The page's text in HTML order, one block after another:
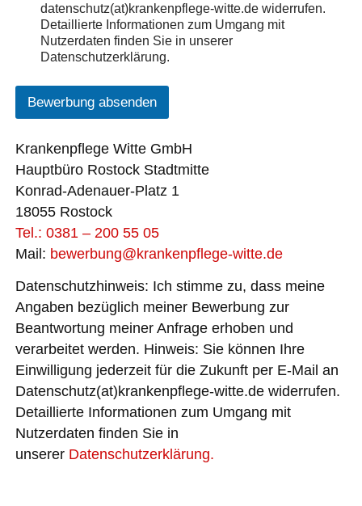
datenschutz(at)krankenpflege-witte.de widerrufen.
Detaillierte Informationen zum Umgang mit
Nutzerdaten finden Sie in unserer
Datenschutzerklärung.
Bewerbung absenden
e
r
n
a
ti
v
e
:
Krankenpflege Witte GmbH
Hauptbüro Rostock Stadtmitte
Konrad-Adenauer-Platz 1
18055 Rostock
Tel.: 0381 – 200 55 05
Mail: bewerbung@krankenpflege-witte.de
Datenschutzhinweis: Ich stimme zu, dass meine
Angaben bezüglich meiner Bewerbung zur
Beantwortung meiner Anfrage erhoben und
verarbeitet werden. Hinweis: Sie können Ihre
Einwilligung jederzeit für die Zukunft per E-Mail an
Datenschutz(at)krankenpflege-witte.de widerrufen.
Detaillierte Informationen zum Umgang mit
Nutzerdaten finden Sie in
unserer Datenschutzerklärung.